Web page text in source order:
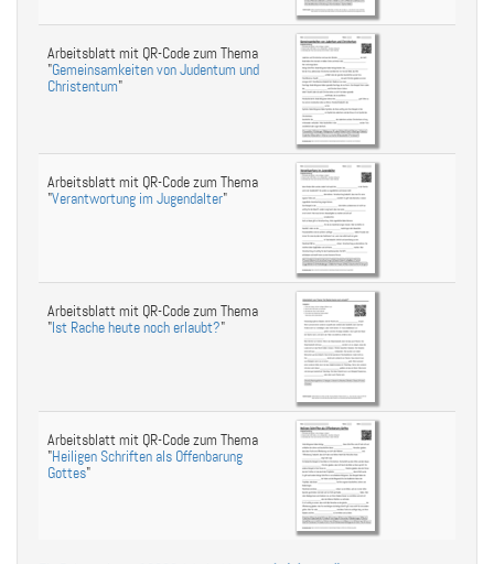
Arbeitsblatt mit QR-Code zum Thema
"Gemeinsamkeiten von Judentum und
Christentum"
Arbeitsblatt mit QR-Code zum Thema
"Verantwortung im Jugendalter"
Arbeitsblatt mit QR-Code zum Thema
"Ist Rache heute noch erlaubt?"
Arbeitsblatt mit QR-Code zum Thema
"Heiligen Schriften als Offenbarung
Gottes"